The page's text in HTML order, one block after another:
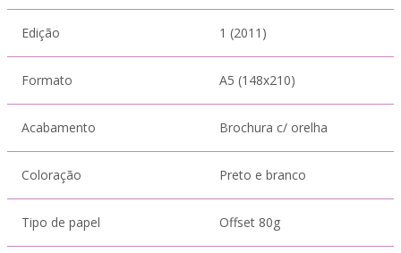
Edição 1 (2011)
Formato A5 (148x210)
Acabamento Brochura c/ orelha
Coloração Preto e branco
Tipo de papel Offset 80g